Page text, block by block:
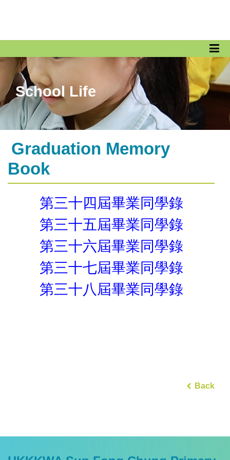
School Life
Graduation Memory
Book
第三十四屆畢業同學錄
第三十五屆畢業同學錄
第三十六屆畢業同學錄
第三十七屆畢業同學錄
第三十八屆畢業同學錄
Back